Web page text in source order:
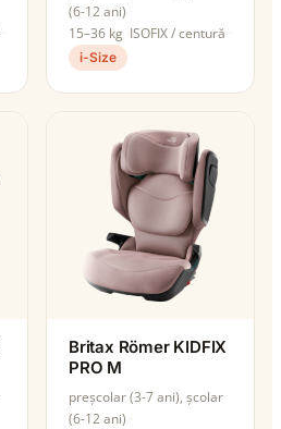
(6-12 ani)
15–36 kg ISOFIX / centură
i-Size
Britax Römer KIDFIX
PRO M
preșcolar (3-7 ani), școlar
(6-12 ani)